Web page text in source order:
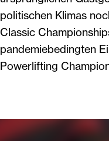
politischen Klimas
Classic
pandemiebedingten
Powerlifting